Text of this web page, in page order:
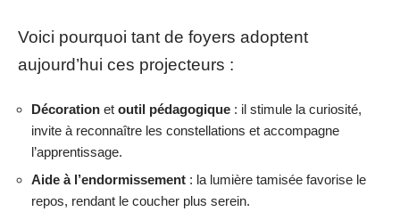
Voici pourquoi tant de foyers adoptent
aujourd’hui ces projecteurs :
Décoration et outil pédagogique : il stimule la curiosité,
invite à reconnaître les constellations et accompagne
l’apprentissage.
Aide à l’endormissement : la lumière tamisée favorise le
repos, rendant le coucher plus serein.